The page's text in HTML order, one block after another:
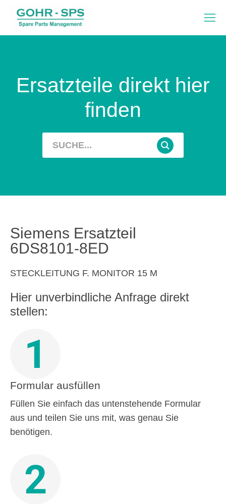
Ersatzteile direkt hier
finden
Siemens Ersatzteil
6DS8101-8ED
STECKLEITUNG F. MONITOR 15 M
Hier unverbindliche Anfrage direkt
stellen:
1
Formular ausfüllen
Füllen Sie einfach das untenstehende Formular
aus und teilen Sie uns mit, was genau Sie
benötigen.
2